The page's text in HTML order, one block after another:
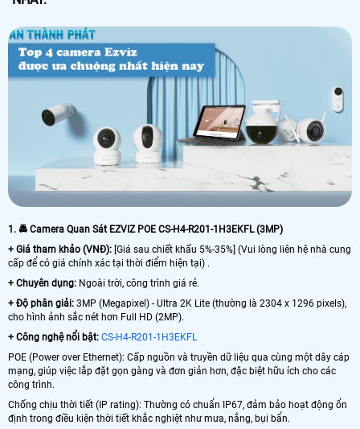
1. 🚔 Camera Quan Sát EZVIZ POE CS-H4-R201-1H3EKFL (3MP)
+ Giá tham khảo (VNĐ): [Giá sau chiết khấu 5%-35%] (Vui lòng liên hệ nhà cung
cấp để có giá chính xác tại thời điểm hiện tại) .
+ Chuyên dụng: Ngoài trời, công trình giá rẻ.
+ Độ phân giải: 3MP (Megapixel) - Ultra 2K Lite (thường là 2304 x 1296 pixels),
cho hình ảnh sắc nét hơn Full HD (2MP).
+ Công nghệ nổi bật: CS-H4-R201-1H3EKFL
POE (Power over Ethernet): Cấp nguồn và truyền dữ liệu qua cùng một dây cáp
mạng, giúp việc lắp đặt gọn gàng và đơn giản hơn, đặc biệt hữu ích cho các
công trình.
Chống chịu thời tiết (IP rating): Thường có chuẩn IP67, đảm bảo hoạt động ổn
định trong điều kiện thời tiết khắc nghiệt như mưa, nắng, bụi bẩn.